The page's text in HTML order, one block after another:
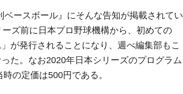
ースボール』にそんな告知が掲載されてい
ズ前に日本プロ野球機構から、初めての
が発行されることになり、週べ編集部もこ
た。なお2020年日本シリーズのプログラム
の定価は500円である。